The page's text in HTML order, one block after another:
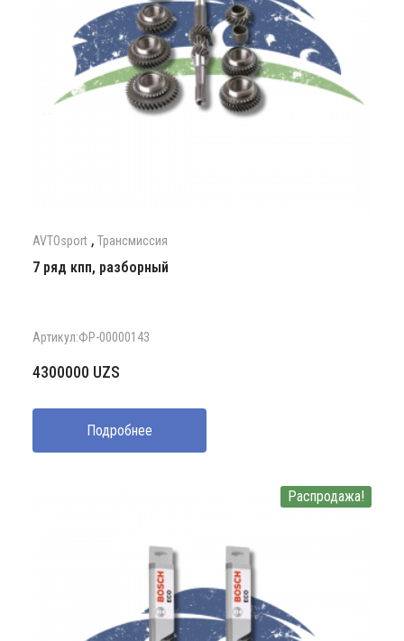
AVTOsport , Трансмиссия
7 ряд кпп, разборный
Артикул:ФР-00000143
4300000 UZS
Подробнее
Распродажа!